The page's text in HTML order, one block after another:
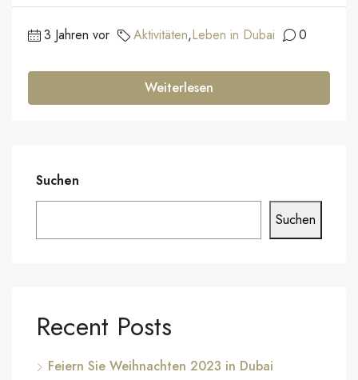
3 Jahren vor Aktivitäten,Leben in Dubai 0
Weiterlesen
Suchen
Suchen
Recent Posts
Feiern Sie Weihnachten 2023 in Dubai